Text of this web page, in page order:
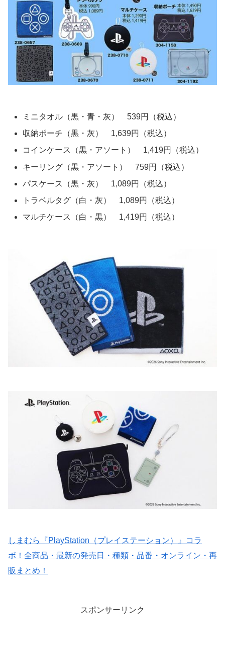
ミニタオル（黒・青・灰） 539円（税込）
収納ポーチ（黒・灰） 1,639円（税込）
コインケース（黒・アソート） 1,419円（税込）
キーリング（黒・アソート） 759円（税込）
パスケース（黒・灰） 1,089円（税込）
トラベルタグ（白・灰） 1,089円（税込）
マルチケース（白・黒） 1,419円（税込）
しまむら『PlayStation（プレイステーション）』コラ
ボ！全商品・最新の発売日・種類・品番・オンライン・再
販まとめ！
スポンサーリンク